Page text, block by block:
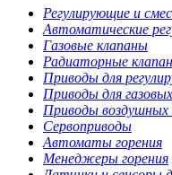
Регулирующие и
Автоматические
Газовые клапаны
Радиаторные
Приводы для
Приводы для
Приводы воздушных
Сервоприводы
Автоматы горения
Менеджеры горения